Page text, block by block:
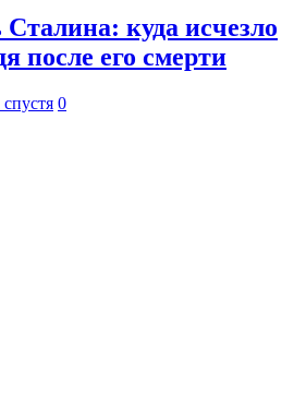
куда исчезло
после его смерти
0